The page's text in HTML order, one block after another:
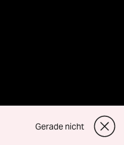
Gerade nicht